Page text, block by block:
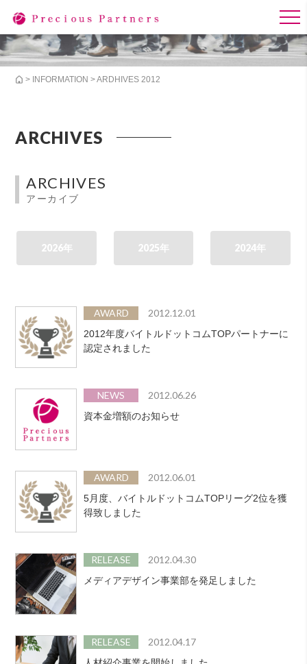
> INFORMATION > ARDHIVES 2012
ARCHIVES
ARCHIVES
アーカイブ
2026年 2025年 2024年
AWARD 2012.12.01
2012年度バイトルドットコムTOPパートナーに
認定されました
NEWS 2012.06.26
資本金増額のお知らせ
AWARD 2012.06.01
5月度、バイトルドットコムTOPリーグ2位を獲
得致しました
RELEASE 2012.04.30
メディアデザイン事業部を発足しました
RELEASE 2012.04.17